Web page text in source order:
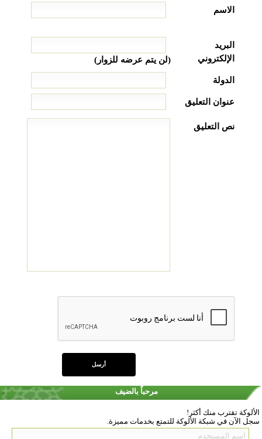
الاسم
البريد
الإلكتروني
(لن يتم عرضه للزوار)
الدولة
عنوان التعليق
نص التعليق
مرحباً بالضيف
الألوكة تقترب منك أكثر!
سجل الآن في شبكة الألوكة للتمتع بخدمات مميزة.